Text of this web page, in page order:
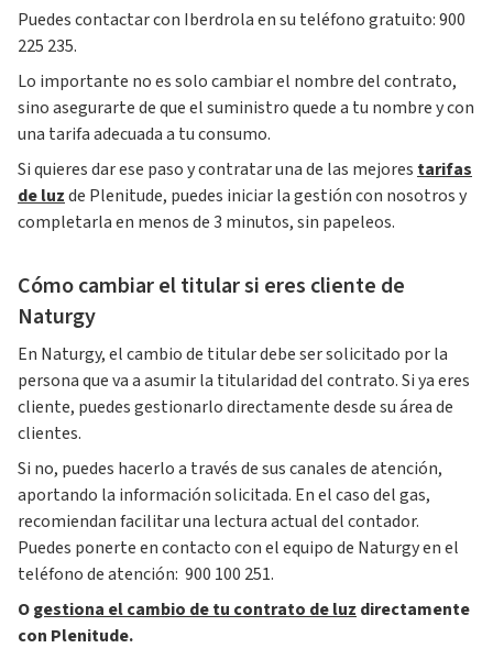
Puedes contactar con Iberdrola en su teléfono gratuito: 900
225 235.
Lo importante no es solo cambiar el nombre del contrato,
sino asegurarte de que el suministro quede a tu nombre y con
una tarifa adecuada a tu consumo.
Si quieres dar ese paso y contratar una de las mejores tarifas
de luzde Plenitude, puedes iniciar la gestión con nosotros y
completarla en menos de 3 minutos, sin papeleos.
Cómo cambiar el titular si eres cliente de
Naturgy
En Naturgy, el cambio de titular debe ser solicitado por la
persona que va a asumir la titularidad del contrato. Si ya eres
cliente, puedes gestionarlo directamente desde su área de
clientes.
Si no, puedes hacerlo a través de sus canales de atención,
aportando la información solicitada. En el caso del gas,
recomiendan facilitar una lectura actual del contador.
Puedes ponerte en contacto con el equipo de Naturgy en el
teléfono de atención: 900 100 251.
Ogestiona el cambio de tu contrato de luz directamente
con Plenitude.